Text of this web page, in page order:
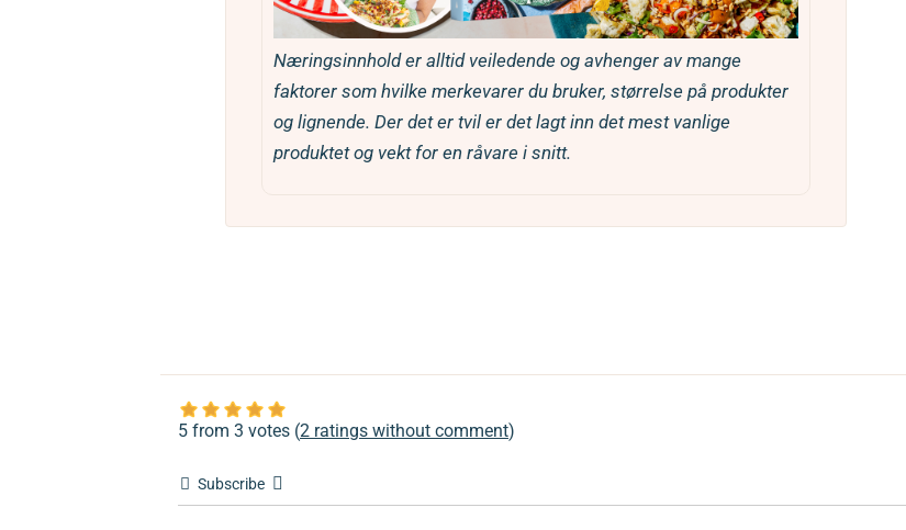
Næringsinnhold er alltid veiledende og avhenger av mange
faktorer som hvilke merkevarer du bruker, størrelse på produkter
og lignende. Der det er tvil er det lagt inn det mest vanlige
produktet og vekt for en råvare i snitt.
5 from 3 votes (2 ratings without comment)
Subscribe